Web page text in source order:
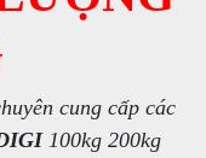
cung cấp các
100kg 200kg